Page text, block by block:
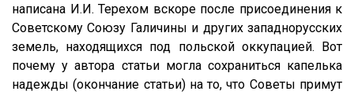
написана И.И. Терехом вскоре после присоединения к
Советскому Союзу Галичины и других западнорусских
земель, находящихся под польской оккупацией. Вот
почему у автора статьи могла сохраниться капелька
надежды (окончание статьи) на то, что Советы примут